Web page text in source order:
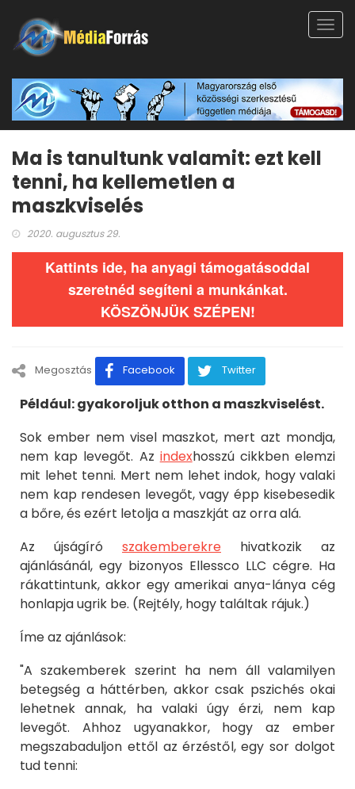
Ma is tanultunk valamit: ezt kell
tenni, ha kellemetlen a
maszkviselés
2020. augusztus 29.
Kattints ide, ha anyagi támogatásoddal
szeretnéd segíteni a munkánkat.
KÖSZÖNJÜK SZÉPEN!
Megosztás Facebook Twitter
Például: gyakoroljuk otthon a maszkviselést.
Sok ember nem visel maszkot, mert azt mondja,
nem kap levegőt. Az indexhosszú cikkben elemzi
mit lehet tenni. Mert nem lehet indok, hogy valaki
nem kap rendesen levegőt, vagy épp kisebesedik
a bőre, és ezért letolja a maszkját az orra alá.
Az újságíró szakemberekre hivatkozik az
ajánlásánál, egy bizonyos Ellessco LLC cégre. Ha
rákattintunk, akkor egy amerikai anya-lánya cég
honlapja ugrik be. (Rejtély, hogy találtak rájuk.)
Íme az ajánlások:
"A szakemberek szerint ha nem áll valamilyen
betegség a háttérben, akkor csak pszichés okai
lehetnek annak, ha valaki úgy érzi, nem kap
levegőt. Ahhoz ugyanakkor, hogy az ember
megszabaduljon ettől az érzéstől, egy sor dolgot
tud tenni: